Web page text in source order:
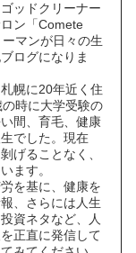
ッドクリーナー
ン「Comete
マンが日々の生
ログになりま
幌に20年近く住
時に大学受験の
間、育毛、健康
でした。現在
げることなく、
ます。
を基に、健康を
、さらには人生
資ネタなど、人
正直に発信して